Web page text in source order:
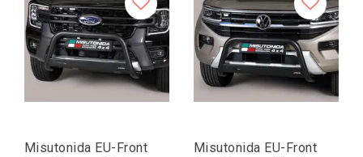
Misutonida EU-Front
Misutonida EU-Front